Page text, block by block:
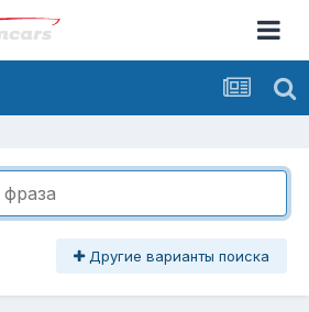
Другие варианты поиска